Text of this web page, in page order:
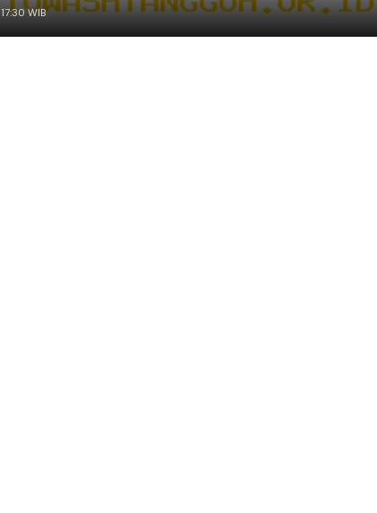
Senin, 23 Feb 2026 17:30 WIB